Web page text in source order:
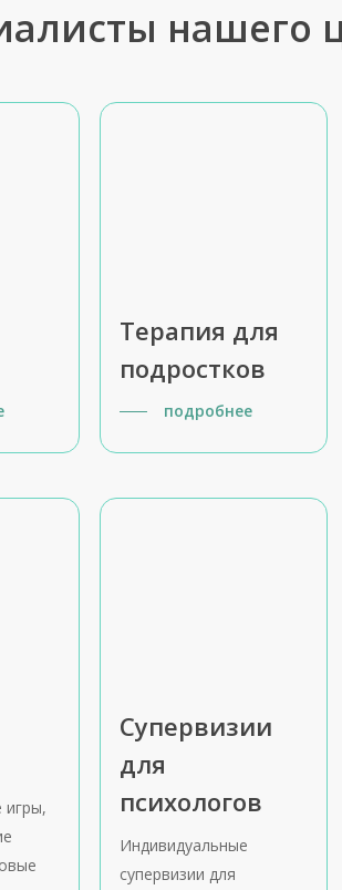
нашего
Терапия для
подростков
подробнее
игры,
Супервизии
для
психологов
Индивидуальные
супервизии для